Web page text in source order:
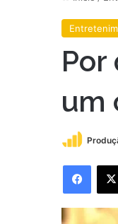
Por
um